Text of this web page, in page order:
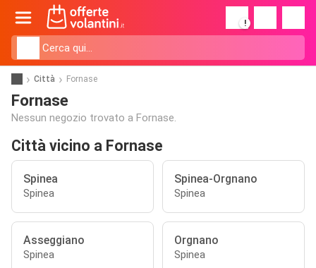
!
Città Fornase
Fornase
Nessun negozio trovato a Fornase.
Città vicino a Fornase
Spinea
Spinea
Spinea-Orgnano
Spinea
Asseggiano
Spinea
Orgnano
Spinea